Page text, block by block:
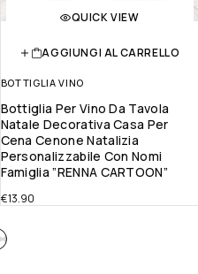
QUICK VIEW
AGGIUNGI AL CARRELLO
BOTTIGLIA VINO
Bottiglia Per Vino Da Tavola
Natale Decorativa Casa Per
Cena Cenone Natalizia
Personalizzabile Con Nomi
Famiglia ”RENNA CARTOON”
€13.90